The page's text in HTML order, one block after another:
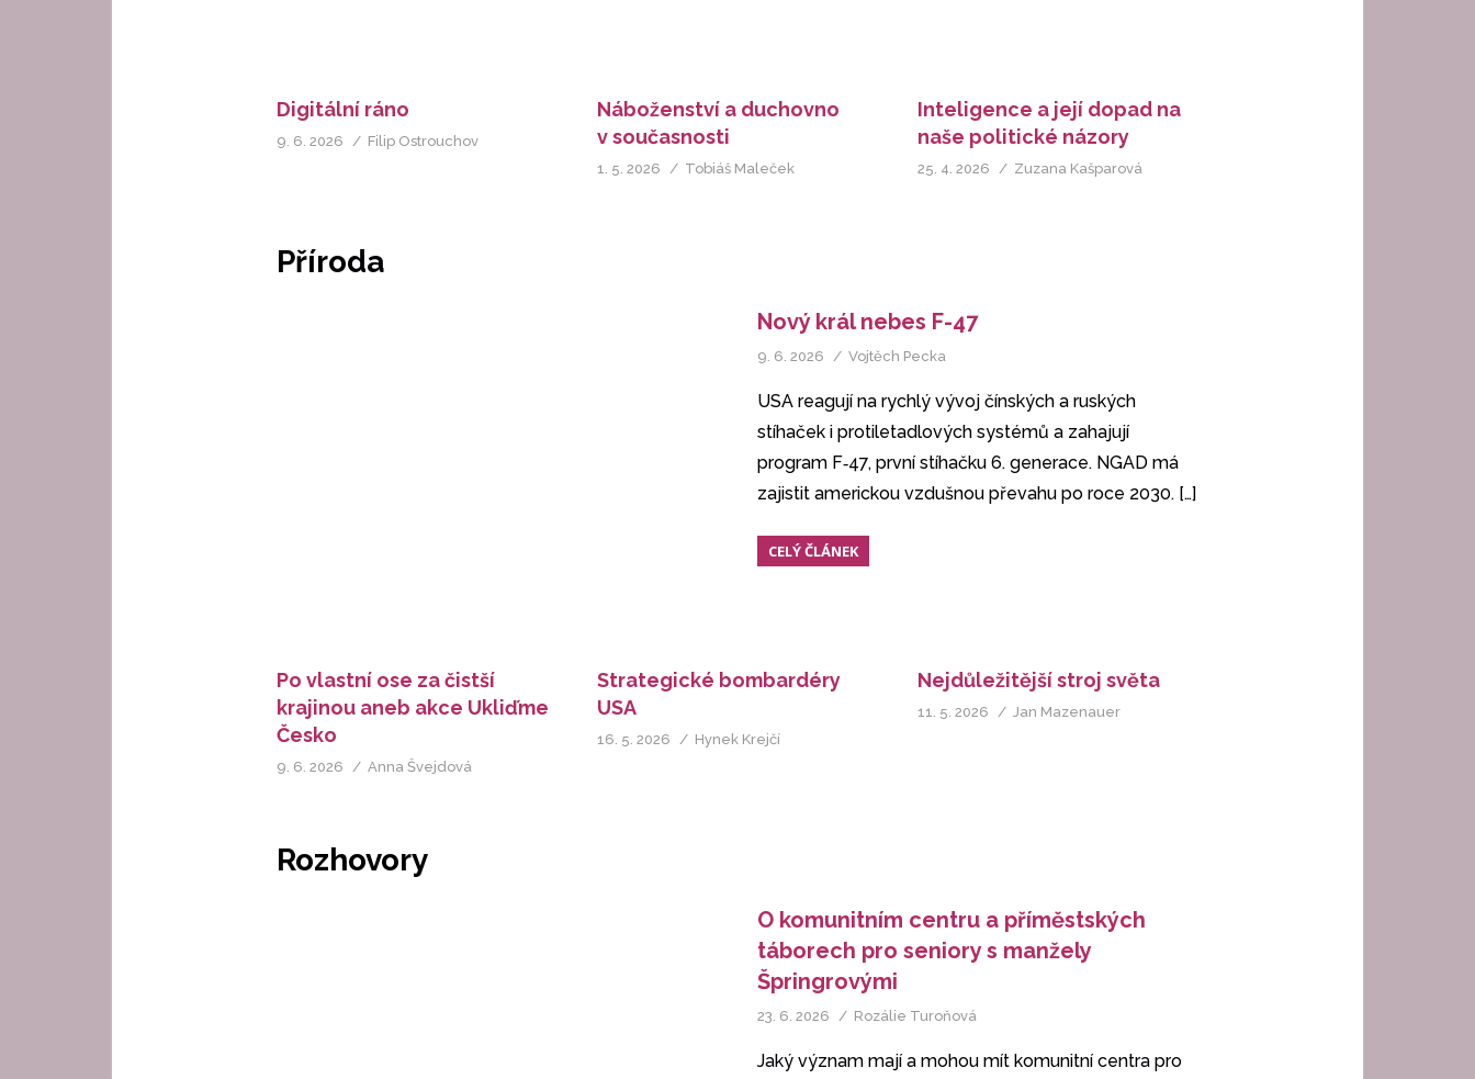
Digitální ráno
9. 6. 2026 Filip Ostrouchov
Náboženství a duchovno
v současnosti
1. 5. 2026 Tobiáš Maleček
Inteligence a její dopad na
naše politické názory
25. 4. 2026 Zuzana Kašparová
Příroda
Nový král nebes F-47
9. 6. 2026 Vojtěch Pecka
USA reagují na rychlý vývoj čínských a ruských
stíhaček i protiletadlových systémů a zahajují
program F‑47, první stíhačku 6. generace. NGAD má
zajistit americkou vzdušnou převahu po roce 2030. […]
CELÝ ČLÁNEK
Po vlastní ose za čistší
krajinou aneb akce Ukliďme
Česko
9. 6. 2026 Anna Švejdová
Strategické bombardéry
USA
16. 5. 2026 Hynek Krejčí
Nejdůležitější stroj světa
11. 5. 2026 Jan Mazenauer
Rozhovory
O komunitním centru a příměstských
táborech pro seniory s manžely
Špringrovými
23. 6. 2026 Rozálie Turoňová
Jaký význam mají a mohou mít komunitní centra pro